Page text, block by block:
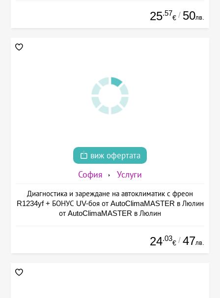
25.57
€ / 50лв.
виж офертата
София Услуги
Диагностика и зареждане на автоклиматик с фреон
R1234yf + БОНУС UV-боя от AutoClimaMASTER в Люлин
от AutoClimaMASTER в Люлин
24.03
€ / 47лв.